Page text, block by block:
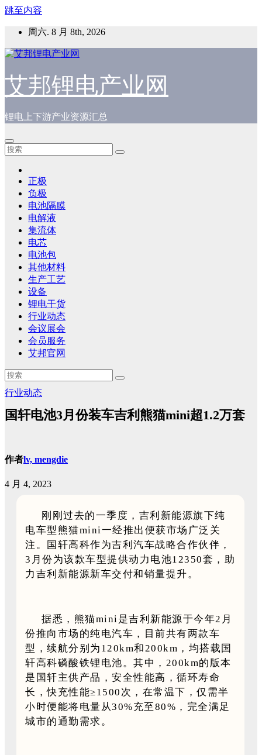
跳至内容
周六. 8 月 8th, 2026
艾邦锂电产业网
锂电上下游产业资源汇总
正极
负极
电池隔膜
电解液
集流体
电芯
电池包
其他材料
生产工艺
设备
锂电干货
行业动态
会议展会
会员服务
艾邦官网
行业动态
国轩电池3月份装车吉利熊猫mini超1.2万套
作者lv, mengdie
4 月 4, 2023
刚刚过去的一季度，吉利新能源旗下纯
电车型熊猫mini一经推出便获市场广泛关
注。国轩高科作为吉利汽车战略合作伙伴，
3月份为该款车型提供动力电池12350套，助
力吉利新能源新车交付和销量提升。
据悉，熊猫mini是吉利新能源于今年2月
份推向市场的纯电汽车，目前共有两款车
型，续航分别为120km和200km，均搭载国
轩高科磷酸铁锂电池。其中，200km的版本
是国轩主供产品，安全性能高，循环寿命
长，快充性能≥1500次，在常温下，仅需半
小时便能将电量从30%充至80%，完全满足
城市的通勤需求。